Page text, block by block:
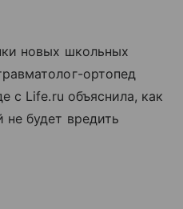
новых школьных
ортопед
с Life.ru объяснила, как
будет вредить